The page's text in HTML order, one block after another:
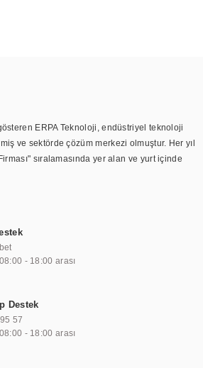
ERPA Teknoloji, endüstriyel teknoloji
ve sektörde çözüm merkezi olmuştur. Her yıl
sıralamasında yer alan ve yurt içinde
ürettiği ürünlerde kullanmıştır. Günümüzde
kiosk, totem, akıllı durak ekranı, araç içi
menüboard, marin ekran, medikal ekran,
kapı önü bilgi ekranları, panel PC,
endüstriyel mini PC ve akıllı bina sistemleri
arasında üretebilirken, ayrıca standart
- 18:00 arası
Destek
57
- 18:00 arası